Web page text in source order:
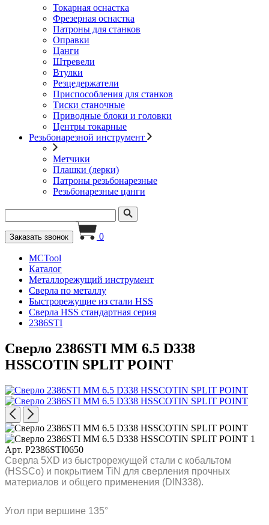
Токарная оснастка
Фрезерная оснастка
Патроны для станков
Оправки
Цанги
Штревели
Втулки
Резцедержатели
Приспособления для станков
Тиски станочные
Приводные блоки и головки
Центры токарные
Резьбонарезной инструмент
Метчики
Плашки (лерки)
Патроны резьбонарезные
Резьбонарезные цанги
Заказать звонок 0
MCTool
Каталог
Металлорежущий инструмент
Сверла по металлу
Быстрорежущие из стали HSS
Сверла HSS стандартная серия
2386STI
Сверло 2386STI MM 6.5 D338
HSSCOTIN SPLIT POINT
Арт. P2386STI0650
Сверла 5XD из быстрорежущей стали с кобальтом
(HSSCo) и покрытием TiN для сверления прочных
материалов и общего применения (DIN338).
Угол при вершине 135°